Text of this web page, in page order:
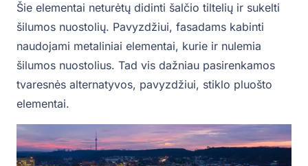
Šie elementai neturėtų didinti šalčio tiltelių ir sukelti
šilumos nuostolių. Pavyzdžiui, fasadams kabinti
naudojami metaliniai elementai, kurie ir nulemia
šilumos nuostolius. Tad vis dažniau pasirenkamos
tvaresnės alternatyvos, pavyzdžiui, stiklo pluošto
elementai.